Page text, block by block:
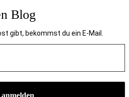
Blog
gibt, bekommst du ein E-Mail.